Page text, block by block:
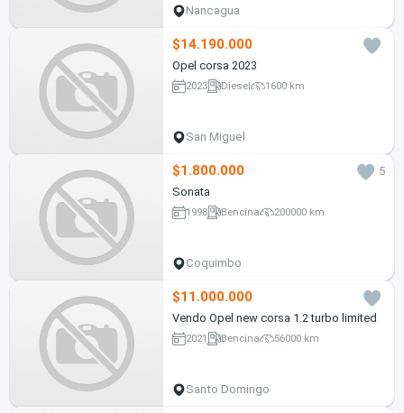
Nancagua
$14.190.000
Opel corsa 2023
2023 Diesel 1600 km
San Miguel
$1.800.000
5
Sonata
1998 Bencina 200000 km
Coquimbo
$11.000.000
Vendo Opel new corsa 1.2 turbo limited
2021 Bencina 56000 km
Santo Domingo